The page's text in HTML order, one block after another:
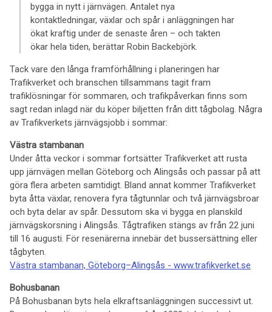
bygga in nytt i järnvägen. Antalet nya
kontaktledningar, växlar och spår i anläggningen har
ökat kraftig under de senaste åren – och takten
ökar hela tiden, berättar Robin Backebjörk.
Tack vare den långa framförhållning i planeringen har
Trafikverket och branschen tillsammans tagit fram
trafiklösningar för sommaren, och trafikpåverkan finns som
sagt redan inlagd när du köper biljetten från ditt tågbolag. Några
av Trafikverkets järnvägsjobb i sommar:
Västra stambanan
Under åtta veckor i sommar fortsätter Trafikverket att rusta
upp järnvägen mellan Göteborg och Alingsås och passar på att
göra flera arbeten samtidigt. Bland annat kommer Trafikverket
byta åtta växlar, renovera fyra tågtunnlar och två järnvägsbroar
och byta delar av spår. Dessutom ska vi bygga en planskild
järnvägskorsning i Alingsås. Tågtrafiken stängs av från 22 juni
till 16 augusti. För resenärerna innebär det bussersättning eller
tågbyten.
Västra stambanan, Göteborg–Alingsås - www.trafikverket.se
Bohusbanan
På Bohusbanan byts hela elkraftsanläggningen successivt ut.